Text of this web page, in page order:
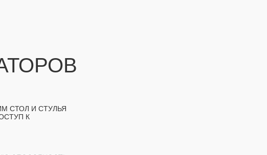
СТОЛ И СТУЛЬЯ
К